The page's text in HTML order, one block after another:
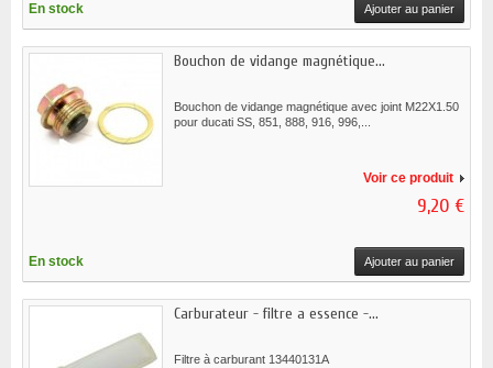
En stock Ajouter au panier
Bouchon de vidange magnétique...
Bouchon de vidange magnétique avec joint M22X1.50
pour ducati SS, 851, 888, 916, 996,...
Voir ce produit
9,20 €
En stock Ajouter au panier
Carburateur - filtre a essence -...
Filtre à carburant 13440131A